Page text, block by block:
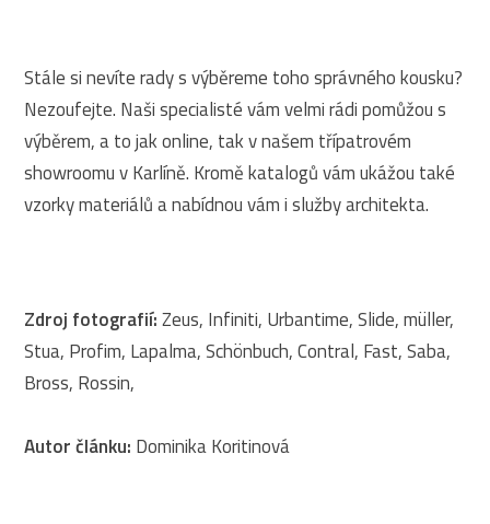
Stále si nevíte rady s výběreme toho správného kousku?
Nezoufejte. Naši specialisté vám velmi rádi pomůžou s
výběrem, a to jak online, tak v našem třípatrovém
showroomu v Karlíně. Kromě katalogů vám ukážou také
vzorky materiálů a nabídnou vám i služby architekta.
Zdroj fotografií:Zeus, Infiniti, Urbantime, Slide, müller,
Stua, Profim, Lapalma, Schönbuch, Contral, Fast, Saba,
Bross, Rossin,
Autor článku: Dominika Koritinová